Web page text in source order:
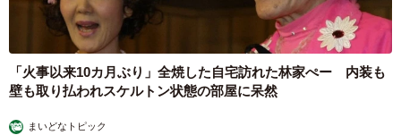
「火事以来10カ月ぶり」全焼した自宅訪れた林家ぺー 内装も
壁も取り払われスケルトン状態の部屋に呆然
まいどなトピック